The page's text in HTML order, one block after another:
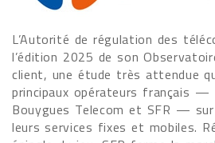
L’Autorité de régulation des
l’édition 2025 de son
client, une étude très attendue
principaux opérateurs français —
Bouygues Telecom et SFR —
leurs services fixes et mobiles.